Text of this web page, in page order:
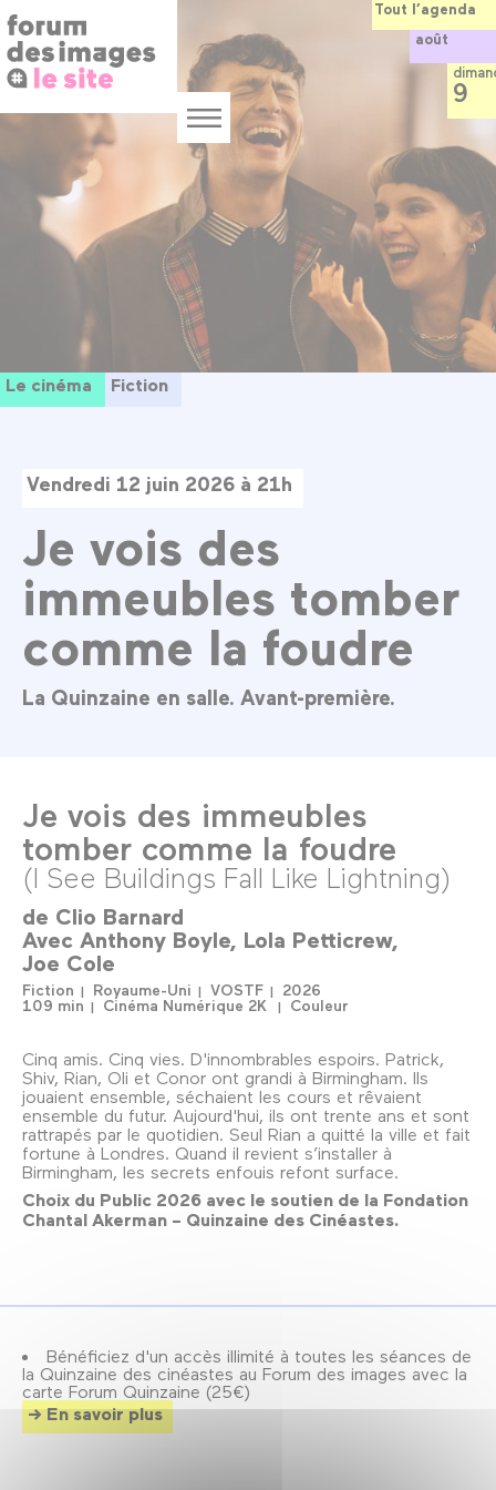
au
contenu
principal
Menu
Le cinéma Fiction
Vendredi 12 juin 2026 à 21h
Je vois des
immeubles tomber
comme la foudre
La Quinzaine en salle. Avant-première.
Je vois des immeubles
tomber comme la foudre
(I See Buildings Fall Like Lightning)
de Clio Barnard
Avec Anthony Boyle Lola Petticrew
Joe Cole
Fiction Royaume-Uni VOSTF
2026
109 min
Cinéma Numérique 2K Couleur
Cinq amis. Cinq vies. D'innombrables espoirs. Patrick,
Shiv, Rian, Oli et Conor ont grandi à Birmingham. Ils
jouaient ensemble, séchaient les cours et rêvaient
ensemble du futur. Aujourd'hui, ils ont trente ans et sont
rattrapés par le quotidien. Seul Rian a quitté la ville et fait
fortune à Londres. Quand il revient s’installer à
Birmingham, les secrets enfouis refont surface.
Choix du Public 2026 avec le soutien de la Fondation
Chantal Akerman – Quinzaine des Cinéastes.
Bénéficiez d'un accès illimité à toutes les séances de
la Quinzaine des cinéastes au Forum des images avec la
carte Forum Quinzaine (25€)
En savoir plus
Tout l’agenda
août
9